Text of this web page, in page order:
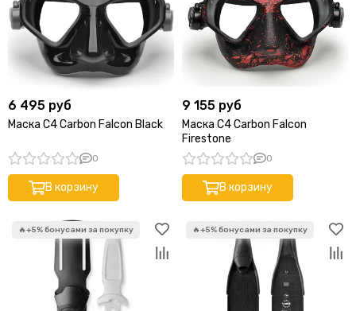
6 495 руб
Маска C4 Carbon Falcon Black
0
В корзину
9 155 руб
Маска C4 Carbon Falcon
Firestone
0
В корзину